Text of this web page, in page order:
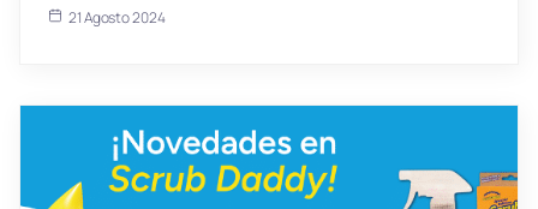
21 Agosto 2024